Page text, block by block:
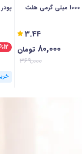
قرص ال آرژنین 1000 میلی گرمی هلث
3.44
80,000 تومان
369,000
پودر
%12